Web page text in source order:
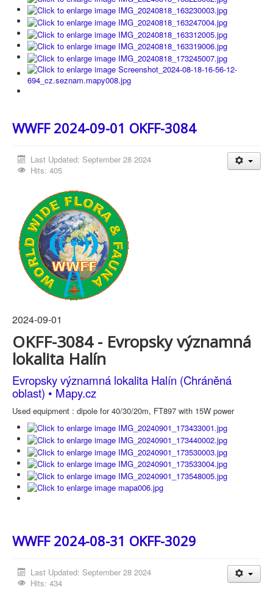
WWFF 2024-09-01 OKFF-3084
Last Updated: September 28 2024
Hits: 405
2024-09-01
OKFF-3084 - Evropsky významná
lokalita Halín
Evropsky významná lokalita Halín (Chráněná
oblast) • Mapy.cz
Used equipment : dipole for 40/30/20m, FT897 with 15W power
WWFF 2024-08-31 OKFF-3029
Last Updated: September 28 2024
Hits: 434